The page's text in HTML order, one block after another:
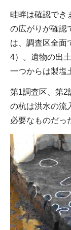
畦畔は確認でき
の広がりが確認
は、調査区全面
4）。遺物の出
一つからは製塩
第1調査区、第2
の杭は洪水の流
必要なものだっ